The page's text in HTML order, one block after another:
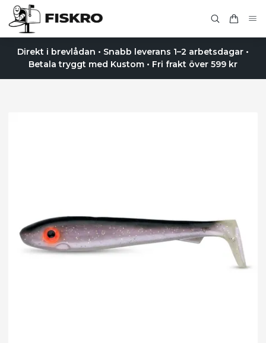
Direkt i brevlådan • Snabb leverans 1–2 arbetsdagar •
Betala tryggt med Kustom • Fri frakt över 599 kr